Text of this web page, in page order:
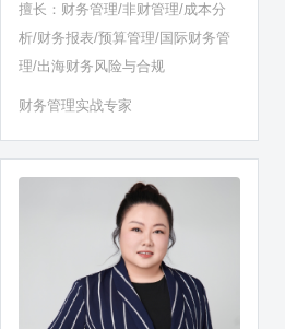
擅长：财务管理/非财管理/成本分
析/财务报表/预算管理/国际财务管
理/出海财务风险与合规
财务管理实战专家